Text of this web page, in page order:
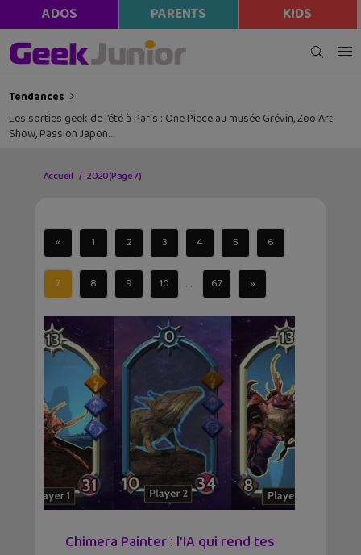
ADOS PARENTS KIDS
Tendances
Les sorties geek de l’été à Paris : One Piece au musée Grévin, Zoo Art
Show, Passion Japon…
Accueil 2020(Page 7)
« 1 2 3 4 5 6
7 8 9 10 ... 67 »
Chimera Painter : l’IA qui rend tes